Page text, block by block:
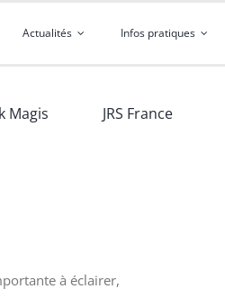
Actualités Infos pratiques
Magis JRS France
à éclairer,